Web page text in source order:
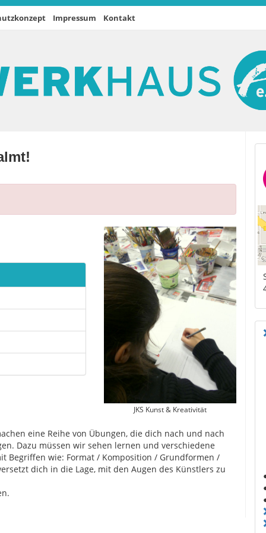
Impressum Kontakt
JKS Kunst & Kreativität
eine Reihe von Übungen, die dich nach und nach
Dazu müssen wir sehen lernen und verschiedene
Begriffen wie: Format / Komposition / Grundformen /
dich in die Lage, mit den Augen des Künstlers zu